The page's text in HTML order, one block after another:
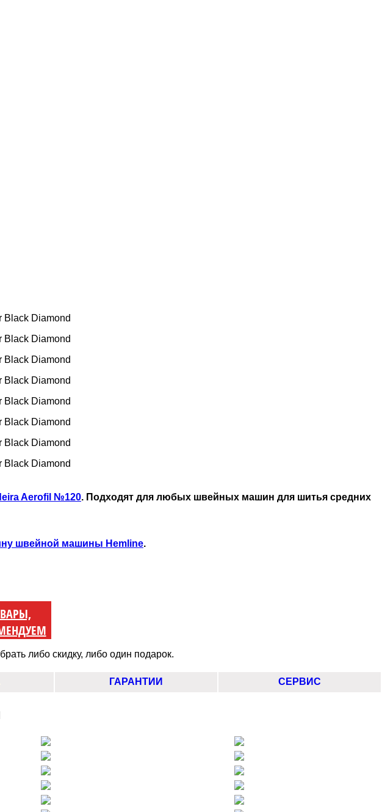
Aerofil №120. Подходят для любых швейных машин для шитья средних
швейной машины Hemline.
либо скидку, либо один подарок.
ГАРАНТИИ СЕРВИС